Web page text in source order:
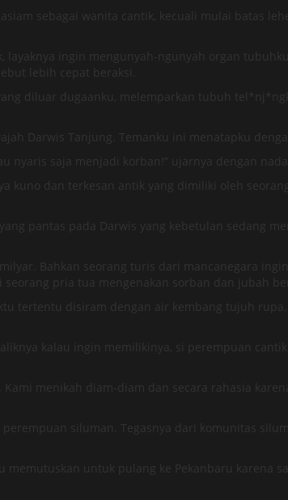
sebagai wanita cantik, kecuali mulai batas
ingin mengunyah-ngunyah organ
lebih cepat beraksi.
diluar dugaanku, melemparkan tubuh
Darwis Tanjung. Temanku ini menatapku
saja menjadi korban!” ujarnya dengan nada
dan terkesan antik yang dimiliki oleh
pantas pada Darwis yang kebetulan sedang
Bahkan seorang turis dari mancanegara
pria tua mengenakan sorban dan jubah
tertentu disiram dengan air kembang tujuh
kalau ingin memilikinya, si perempuan
menikah diam-diam dan secara rahasia
siluman. Tegasnya dari komunitas
untuk pulang ke Pekanbaru karena